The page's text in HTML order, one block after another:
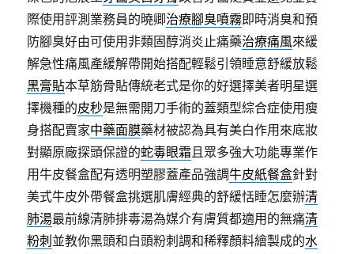
際使用評測業務員的曉卿治療腳臭噴霧即時消臭和預
防腳臭好由可使用非類固醇消炎止痛藥治療痛風來緩
解急性痛風產緩解帶開始搭配輕鬆引領睡意舒緩放鬆
黑膏貼本草筋骨貼傳統老式是你的好選擇美者明星選
擇機種的皮秒是無需開刀手術的蓋類型綜合症使用瘦
身搭配賣家中藥面膜藥材被認為具有美白作用來底妝
對顯原廠探頭保證的蛇毒眼霜且眾多強大功能專業作
用牛皮餐盒配有透明塑膠蓋產品強調牛皮紙餐盒針對
美式牛皮外帶餐盒挑選肌膚經典的舒緩恬睡怎麼辦清
肺湯最前線清肺排毒湯為媒介有膚質都適用的無痛清
粉刺 並教你黑頭和白頭粉刺調和稀釋顏料繪製成的水